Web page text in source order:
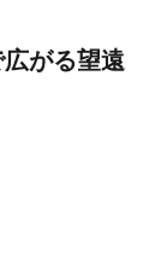
がる望遠